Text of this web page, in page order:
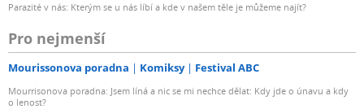
Parazité v nás: Kterým se u nás líbí a kde v našem těle je můžeme najít?
Pro nejmenší
Mourissonova poradna Komiksy Festival ABC
Mourrisonova poradna: Jsem líná a nic se mi nechce dělat: Kdy jde o únavu a kdy
o lenost?